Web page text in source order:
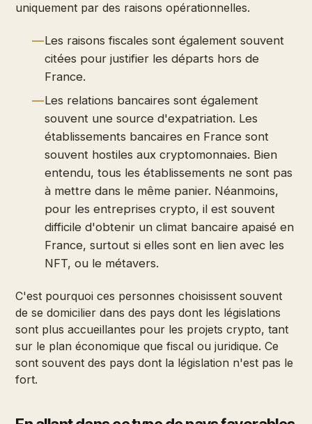
uniquement par des raisons opérationnelles.
Les raisons fiscales sont également souvent
citées pour justifier les départs hors de
France.
Les relations bancaires sont également
souvent une source d'expatriation. Les
établissements bancaires en France sont
souvent hostiles aux cryptomonnaies. Bien
entendu, tous les établissements ne sont pas
à mettre dans le même panier. Néanmoins,
pour les entreprises crypto, il est souvent
difficile d'obtenir un climat bancaire apaisé en
France, surtout si elles sont en lien avec les
NFT, ou le métavers.
C'est pourquoi ces personnes choisissent souvent
de se domicilier dans des pays dont les législations
sont plus accueillantes pour les projets crypto, tant
sur le plan économique que fiscal ou juridique. Ce
sont souvent des pays dont la législation n'est pas le
fort.